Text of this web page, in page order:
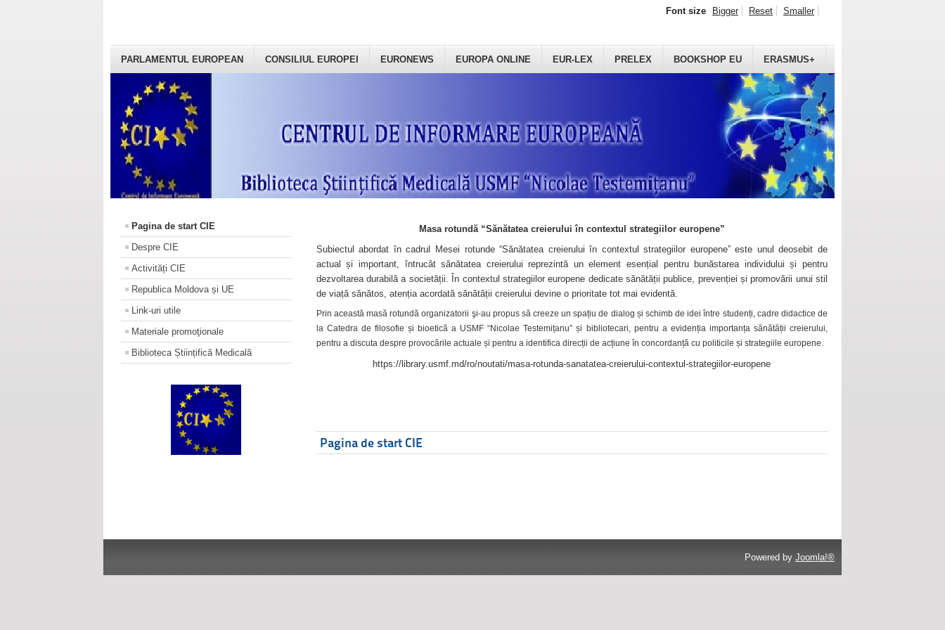
PARLAMENTUL EUROPEAN CONSILIUL EUROPEI EURONEWS EUROPA ONLINE EUR-LEX PRELEX BOOKSHOP EU ERASMUS+
Font size Bigger Reset Smaller
Pagina de start CIE
Despre CIE
Activități CIE
Republica Moldova și UE
Link-uri utile
Materiale promoţionale
Biblioteca Științifică Medicală
Masa rotundă “Sănătatea creierului în contextul strategiilor europene”
Subiectul abordat în cadrul Mesei rotunde “Sănătatea creierului în contextul strategiilor europene” este unul deosebit de
actual și important, întrucât sănătatea creierului reprezintă un element esențial pentru bunăstarea individului și pentru
dezvoltarea durabilă a societății. În contextul strategiilor europene dedicate sănătății publice, prevenției și promovării unui stil
de viață sănătos, atenția acordată sănătății creierului devine o prioritate tot mai evidentă.
Prin această masă rotundă organizatorii şi-au propus să creeze un spațiu de dialog și schimb de idei între studenți, cadre didactice de
la Catedra de filosofie și bioetică a USMF “Nicolae Testemițanu” și bibliotecari, pentru a evidenția importanța sănătății creierului,
pentru a discuta despre provocările actuale și pentru a identifica direcții de acțiune în concordanță cu politicile și strategiile europene.
https://library.usmf.md/ro/noutati/masa-rotunda-sanatatea-creierului-contextul-strategiilor-europene
Pagina de start CIE
Powered by Joomla!®